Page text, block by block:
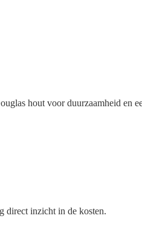
hout voor duurzaamheid en
direct inzicht in de kosten.